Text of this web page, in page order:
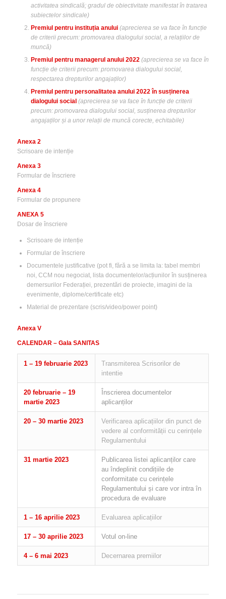
activitatea sindicală; gradul de obiectivitate manifestat în tratarea
subiectelor sindicale)
Premiul pentru instituția anului (aprecierea se va face în funcție
de criterii precum: promovarea dialogului social, a relațiilor de
muncă)
Premiul pentru managerul anului 2022 (aprecierea se va face în
funcție de criterii precum: promovarea dialogului social,
respectarea drepturilor angajaților)
Premiul pentru personalitatea anului 2022 în susținerea
dialogului social (aprecierea se va face în funcție de criterii
precum: promovarea dialogului social, susținerea drepturilor
angajaților și a unor relații de muncă corecte, echitabile)
Anexa 2
Scrisoare de intenție
Anexa 3
Formular de înscriere
Anexa 4
Formular de propunere
ANEXA 5
Dosar de înscriere
Scrisoare de intenție
Formular de înscriere
Documentele justificative (pot fi, fără a se limita la: tabel membri
noi, CCM nou negociat, lista documentelor/acțiunilor în susținerea
demersurilor Federației, prezentări de proiecte, imagini de la
evenimente, diplome/certificate etc)
Material de prezentare (scris/video/power point)
Anexa V
CALENDAR – Gala SANITAS
1 – 19 februarie 2023
Transmiterea Scrisorilor de
intentie
20 februarie – 19
martie 2023
Înscrierea documentelor
aplicanților
20 – 30 martie 2023
Verificarea aplicațiilor din punct de
vedere al conformității cu cerințele
Regulamentului
31 martie 2023
Publicarea listei aplicanților care
au îndeplinit condițiile de
conformitate cu cerințele
Regulamentului și care vor intra în
procedura de evaluare
1 – 16 aprilie 2023 Evaluarea aplicațiilor
17 – 30 aprilie 2023 Votul on-line
4 – 6 mai 2023 Decernarea premiilor